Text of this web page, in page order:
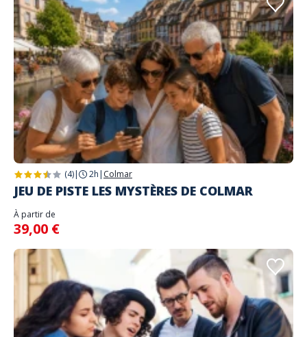
(4)| 2h | Colmar
JEU DE PISTE LES MYSTÈRES DE COLMAR
À partir de
39,00 €